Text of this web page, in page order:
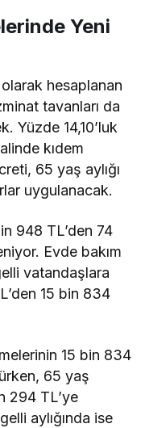
Yeni
olarak hesaplanan
tavanları da
Yüzde 14,10’luk
kıdem
65 yaş aylığı
uygulanacak.
948 TL’den 74
Evde bakım
vatandaşlara
15 bin 834
15 bin 834
65 yaş
294 TL’ye
aylığında ise